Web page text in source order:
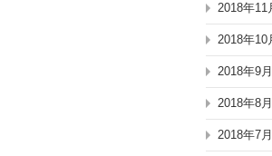
2018年11
2018年10
2018年9月
2018年8月
2018年7月